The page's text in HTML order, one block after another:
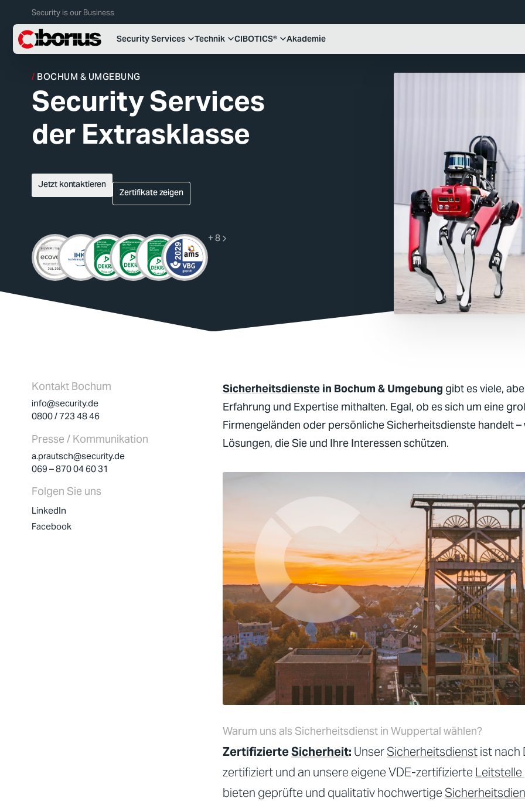
Security is our Business
Security Services Technik CIBOTICS® Akademie
BOCHUM & UMGEBUNG
Security Services
der Extrasklasse
Jetzt kontaktieren Zertifikate zeigen
+ 8
Kontakt Bochum
info@security.de
0800 / 723 48 46
Presse / Kommunikation
a.prautsch@security.de
069 – 870 04 60 31
Folgen Sie uns
LinkedIn
Facebook
Sicherheitsdienstein Bochum & Umgebung gibt es viele,
Erfahrung und Expertise mithalten. Egal, ob es sich um eine
Firmengeländen oder persönlicheSicherheitsdienstehandelt –
Lösungen, die Sie und Ihre Interessen schützen.
Warum uns als Sicherheitsdienst in Wuppertal wählen?
ZertifizierteSicherheit: UnserSicherheitsdienstist nach
zertifiziert und an unsere eigene VDE-zertifizierte Leitstelle
bieten geprüfte und qualitativ hochwertige